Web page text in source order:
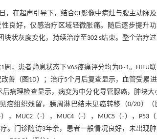
，在超声引导下，结合CT影像中病灶与腹主动脉
良好，仅感治疗区域轻微胀痛。随后逐步提升
块状灰度变化，持续治疗至302 s结束。整个治疗
，患者静息状态下VAS疼痛评分均为0~1。HIFU
善（ 图1D）；治疗5个月后复查显示，血管受累
病理检查显示，病变为中分化导管腺癌，肿块大
癌组织残留，胰周淋巴结未见癌转移（0/20）（
，MUC2（-），MUC4（-），MUC5（-），P53
。门诊随访3年余，患者一般情况良好，未出现